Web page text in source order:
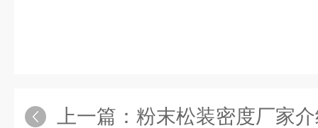
上一篇： 粉末松装密度厂家